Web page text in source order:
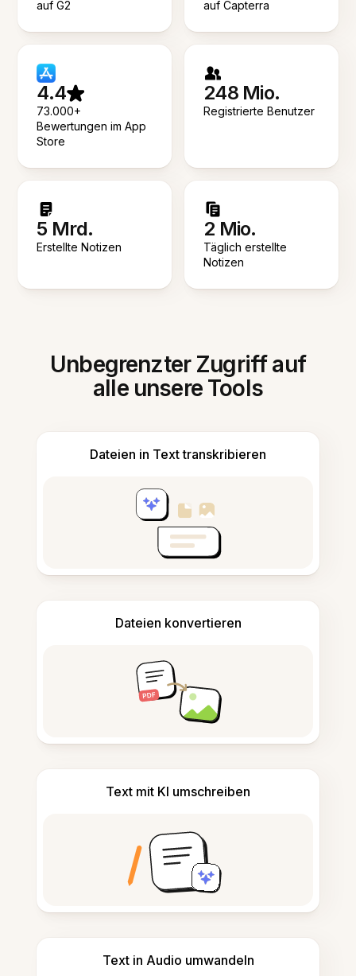
auf G2
auf Capterra
4.4
73.000+
Bewertungen im App
Store
248 Mio.
Registrierte Benutzer
5 Mrd.
Erstellte Notizen
2 Mio.
Täglich erstellte
Notizen
Unbegrenzter Zugriff auf
alle unsere Tools
Dateien in Text transkribieren
Dateien konvertieren
Text mit KI umschreiben
Text in Audio umwandeln